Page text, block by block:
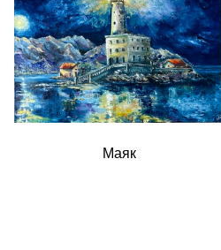
Маяк